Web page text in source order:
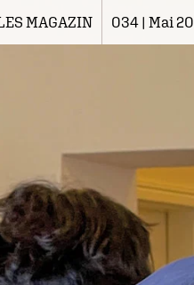
MAGAZIN 034 | Mai